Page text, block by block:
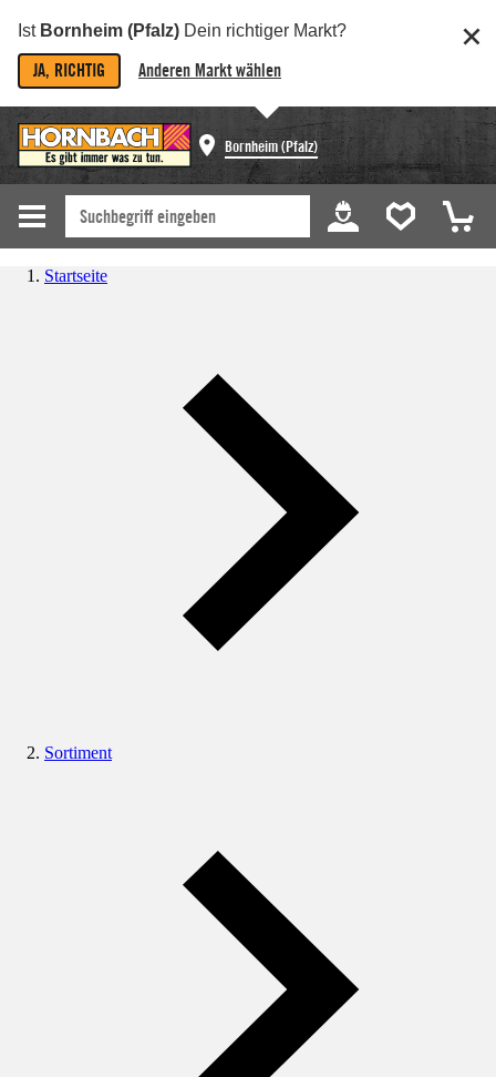
Ist Bornheim (Pfalz) Dein richtiger Markt?
JA, RICHTIG Anderen Markt wählen
Bornheim (Pfalz)
Startseite
Sortiment